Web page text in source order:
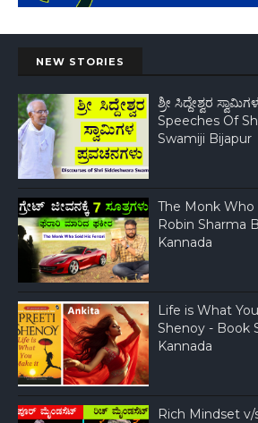
NEW STORIES
ಶ್ರೀ ಸಿದ್ದೇಶ್ವರ
Speeches Of
Swamiji Bijapur
The Monk Who
Robin Sharma
Kannada
Life is What
Shenoy - Book
Kannada
Rich Mindset